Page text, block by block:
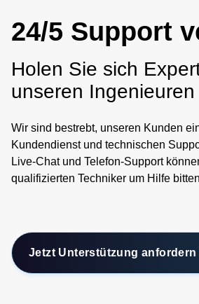
24/5 Support
Holen Sie sich
unseren Ingenieuren
Wir sind bestrebt, unseren Kunden
Kundendienst und technischen
Live-Chat und Telefon-Support
qualifizierten Techniker um Hilfe
Jetzt Unterstützung anfordern